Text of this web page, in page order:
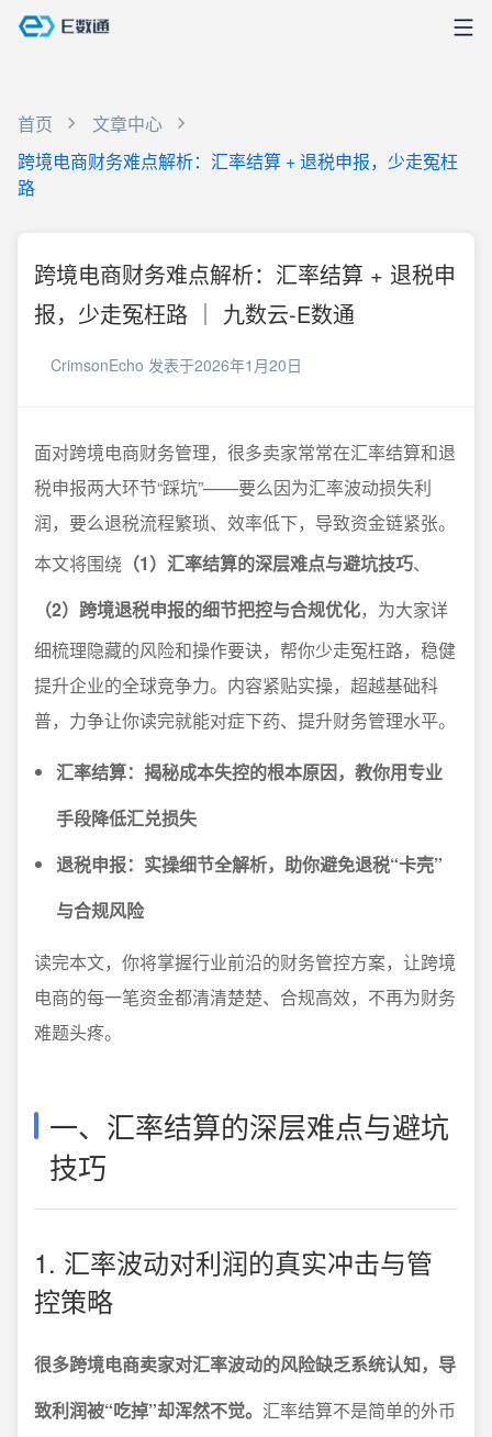
首页
文章中心
跨境电商财务难点解析：汇率结算 + 退税申报，少走冤枉
路
跨境电商财务难点解析：汇率结算 + 退税申
报，少走冤枉路 ｜ 九数云-E数通
CrimsonEcho 发表于2026年1月20日
面对跨境电商财务管理，很多卖家常常在汇率结算和退
税申报两大环节“踩坑”——要么因为汇率波动损失利
润，要么退税流程繁琐、效率低下，导致资金链紧张。
本文将围绕 （1）汇率结算的深层难点与避坑技巧、
（2）跨境退税申报的细节把控与合规优化，为大家详
细梳理隐藏的风险和操作要诀，帮你少走冤枉路，稳健
提升企业的全球竞争力。内容紧贴实操，超越基础科
普，力争让你读完就能对症下药、提升财务管理水平。
汇率结算：揭秘成本失控的根本原因，教你用专业
手段降低汇兑损失
退税申报：实操细节全解析，助你避免退税“卡壳”
与合规风险
读完本文，你将掌握行业前沿的财务管控方案，让跨境
电商的每一笔资金都清清楚楚、合规高效，不再为财务
难题头疼。
一、汇率结算的深层难点与避坑
技巧
1. 汇率波动对利润的真实冲击与管
控策略
很多跨境电商卖家对汇率波动的风险缺乏系统认知，导
致利润被“吃掉”却浑然不觉。 汇率结算不是简单的外币